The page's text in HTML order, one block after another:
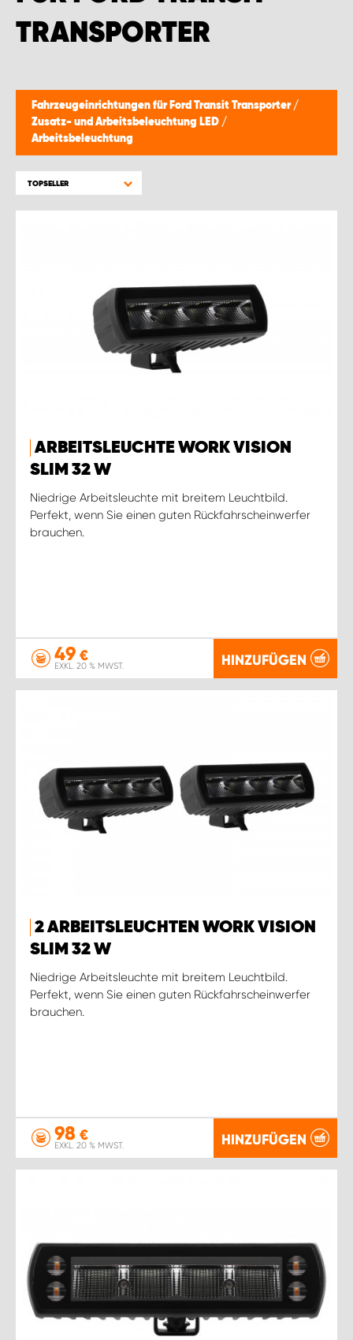
TRANSPORTER
Fahrzeugeinrichtungen für Ford Transit Transporter /
Zusatz- und Arbeitsbeleuchtung LED /
Arbeitsbeleuchtung
TOPSELLER
ARBEITSLEUCHTE WORK VISION
SLIM 32 W
Niedrige Arbeitsleuchte mit breitem Leuchtbild.
Perfekt, wenn Sie einen guten Rückfahrscheinwerfer
brauchen.
49 €
EXKL. 20 % MWST. HINZUFÜGEN
2 ARBEITSLEUCHTEN WORK VISION
SLIM 32 W
Niedrige Arbeitsleuchte mit breitem Leuchtbild.
Perfekt, wenn Sie einen guten Rückfahrscheinwerfer
brauchen.
98 €
EXKL. 20 % MWST. HINZUFÜGEN
MONTAGEPARTNER WIEN 1230